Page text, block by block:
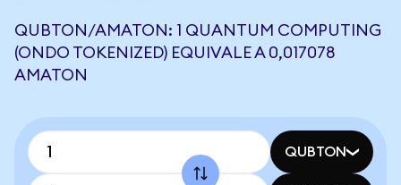
QUBTON/AMATON: 1 QUANTUM COMPUTING
(ONDO TOKENIZED) EQUIVALE A 0,017078
AMATON
QUBTON